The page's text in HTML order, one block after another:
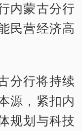
内蒙古分行
民营经济高
分行将持续
源，紧扣内
规划与科技